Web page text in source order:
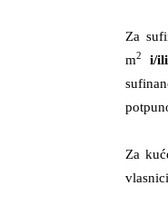
Za
m2 i/ili
Za